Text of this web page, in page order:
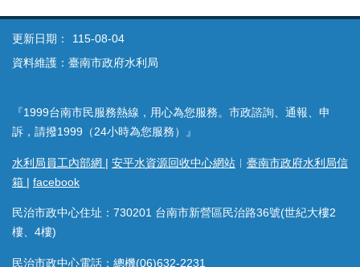
更新日期：
115-08-04
資料維護：臺南市政府水利局
『1999台南市民服務熱線，用心為您服務。市政諮詢、通報、申
訴，請撥1999（24小時為您服務）』
水利局員工內部網 | 安平水資源回收中心網站 ︱ 臺南市政府水利局信
箱 | facebook
民治市政中心住址：730201 台南市新營區民治路36號(世紀大樓2
樓、4樓)
民治市政中心電話：總機(06)632-2231